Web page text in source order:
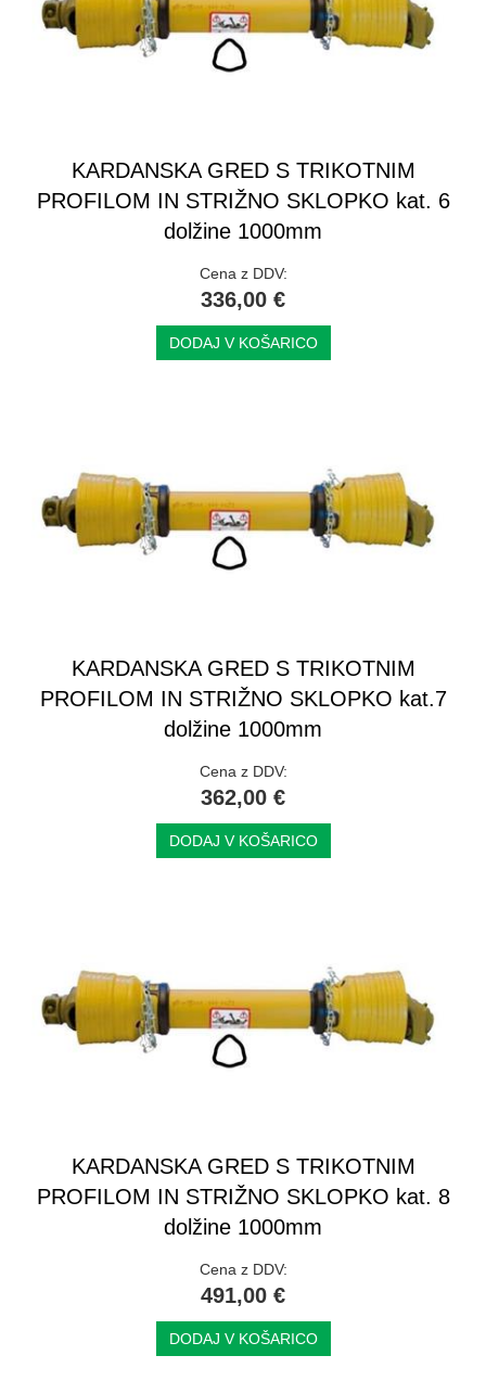
KARDANSKA GRED S TRIKOTNIM
PROFILOM IN STRIŽNO SKLOPKO kat. 6
dolžine 1000mm
Cena z DDV:
336,00 €
DODAJ V KOŠARICO
KARDANSKA GRED S TRIKOTNIM
PROFILOM IN STRIŽNO SKLOPKO kat.7
dolžine 1000mm
Cena z DDV:
362,00 €
DODAJ V KOŠARICO
KARDANSKA GRED S TRIKOTNIM
PROFILOM IN STRIŽNO SKLOPKO kat. 8
dolžine 1000mm
Cena z DDV:
491,00 €
DODAJ V KOŠARICO